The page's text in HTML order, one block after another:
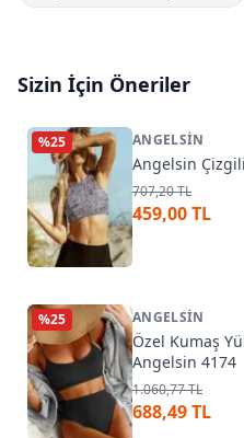
Sizin İçin Öneriler
%25 ANGELSIN
Angelsin
707,20 TL
459,00 TL
%25 ANGELSIN
Özel Kumaş
Angelsin 4174
1.060,77 TL
688,49 TL